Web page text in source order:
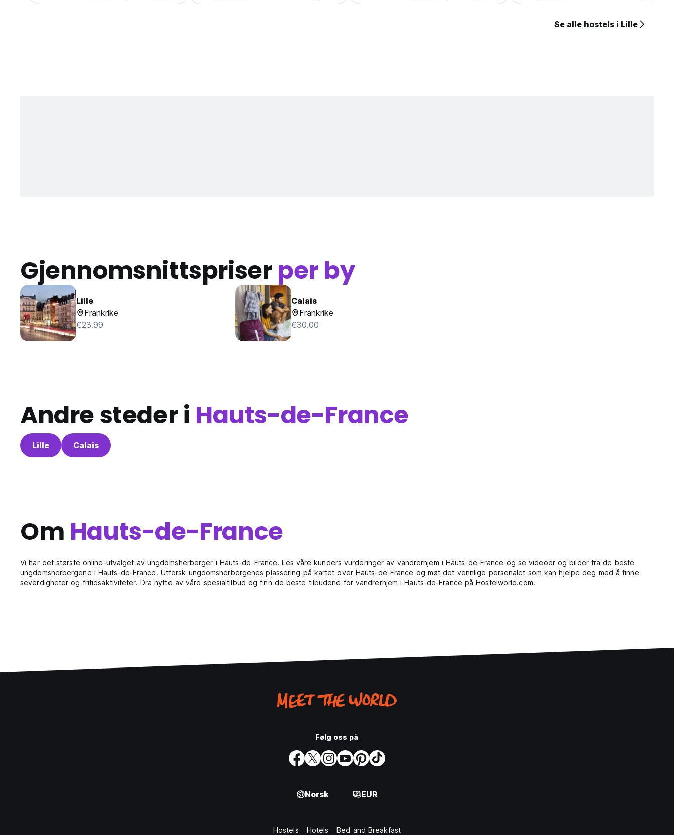
Se alle hostels i Lille
Gjennomsnittspriserper by
Lille
Frankrike
€23.99
Calais
Frankrike
€30.00
Andre steder i Hauts-de-France
Lille Calais
Om Hauts-de-France
Vi har det største online-utvalget av ungdomsherberger i Hauts-de-France. Les våre kunders vurderinger av vandrerhjem i Hauts-de-France og se videoer og bilder fra de beste
ungdomsherbergene i Hauts-de-France. Utforsk ungdomsherbergenes plassering på kartet over Hauts-de-France og møt det vennlige personalet som kan hjelpe deg med å finne
severdigheter og fritidsaktiviteter. Dra nytte av våre spesialtilbud og finn de beste tilbudene for vandrerhjem i Hauts-de-France på Hostelworld.com.
Følg oss på
Norsk EUR
Hostels Hotels Bed and Breakfast